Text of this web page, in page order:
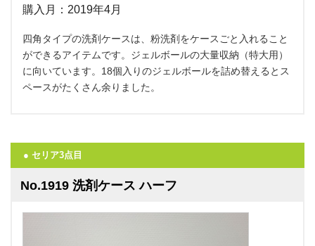
購入月：2019年4月
四角タイプの洗剤ケースは、粉洗剤をケースごと入れること
ができるアイテムです。ジェルボールの大量収納（特大用）
に向いています。18個入りのジェルボールを詰め替えるとス
ペースがたくさん余りました。
● セリア3点目
No.1919 洗剤ケース ハーフ